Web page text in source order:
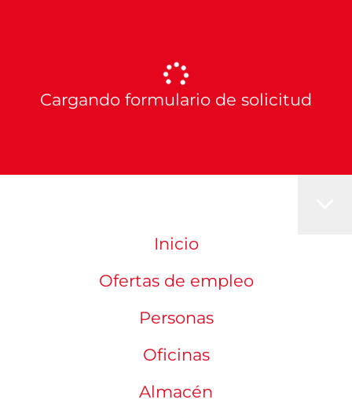
Cargando formulario de solicitud
Inicio
Ofertas de empleo
Personas
Oficinas
Almacén